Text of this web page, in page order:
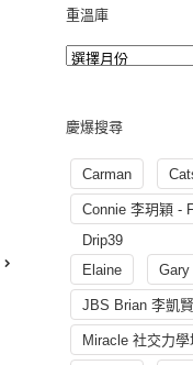
重溫庫
慶爆搜尋
Carman
Connie 李玥穎 -
Drip39
Elaine
Gary
JBS Brian 李凱賢
Miracle 社交力